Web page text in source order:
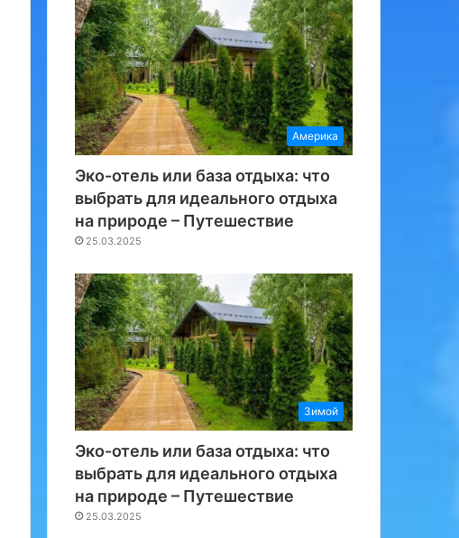
Америка
Эко-отель или база отдыха: что
выбрать для идеального отдыха
на природе – Путешествие
25.03.2025
Зимой
Эко-отель или база отдыха: что
выбрать для идеального отдыха
на природе – Путешествие
25.03.2025